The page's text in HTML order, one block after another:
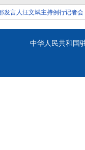
发言人汪文斌主持例行记者会
中华人民共和国